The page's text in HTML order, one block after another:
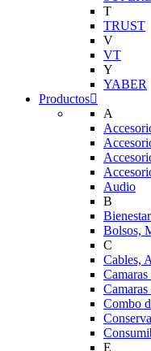
T
TRUST
V
VT
Y
YABER
Productos
A
Audio
B
Bienestar
Bolsos,
C
Cables,
Combo
E